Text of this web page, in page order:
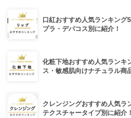
口紅おすすめ人気ランキング
プラ・デパコス別に紹介！
化粧下地おすすめ人気ランキ
ス・敏感肌向けナチュラル商
クレンジングおすすめ人気ラ
テクスチャータイプ別に紹介！